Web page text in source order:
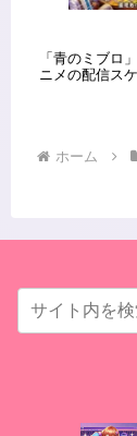
「青のミブロ
ニメの配信ス
ホーム